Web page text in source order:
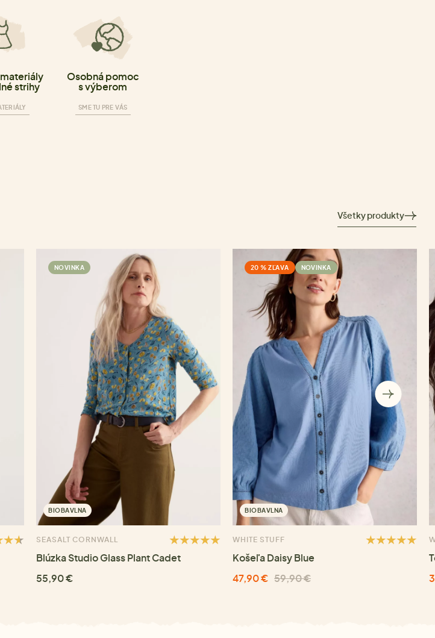
strihy
Osobná pomoc
s výberom
SME TU PRE VÁS
Všetky produkty
NOVINKA
BIOBAVLNA
SEASALT CORNWALL
Blúzka Studio Glass Plant Cadet
55,90 €
20 % ZĽAVA NOVINKA
BIOBAVLNA
WHITE STUFF
Košeľa Daisy Blue
47,90 € 59,90 €